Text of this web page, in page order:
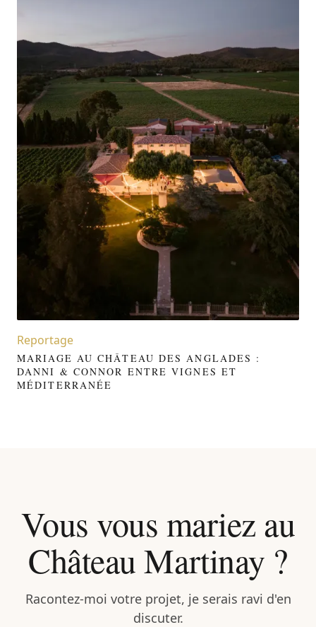
Reportage
MARIAGE AU CHÂTEAU DES ANGLADES :
DANNI & CONNOR ENTRE VIGNES ET
MÉDITERRANÉE
Vous vous mariez au
Château Martinay ?
Racontez-moi votre projet, je serais ravi d'en
discuter.